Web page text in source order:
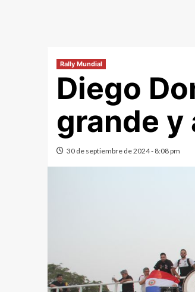
Rally Mundial
Diego
grande y
30 de septiembre de 2024 - 8:08 pm